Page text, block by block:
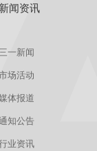
新闻资讯
三一新闻
场活动
体报道
知公告
业资讯